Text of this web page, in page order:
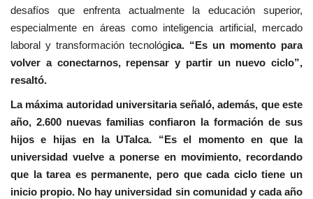
desafíos que enfrenta actualmente la educación superior,
especialmente en áreas como inteligencia artificial, mercado
laboral y transformación tecnológica. “Es un momento para
volver a conectarnos, repensar y partir un nuevo ciclo”,
resaltó.
La máxima autoridad universitaria señaló, además, que este
año, 2.600 nuevas familias confiaron la formación de sus
hijos e hijas en la UTalca. “Es el momento en que la
universidad vuelve a ponerse en movimiento, recordando
que la tarea es permanente, pero que cada ciclo tiene un
inicio propio. No hay universidad sin comunidad y cada año